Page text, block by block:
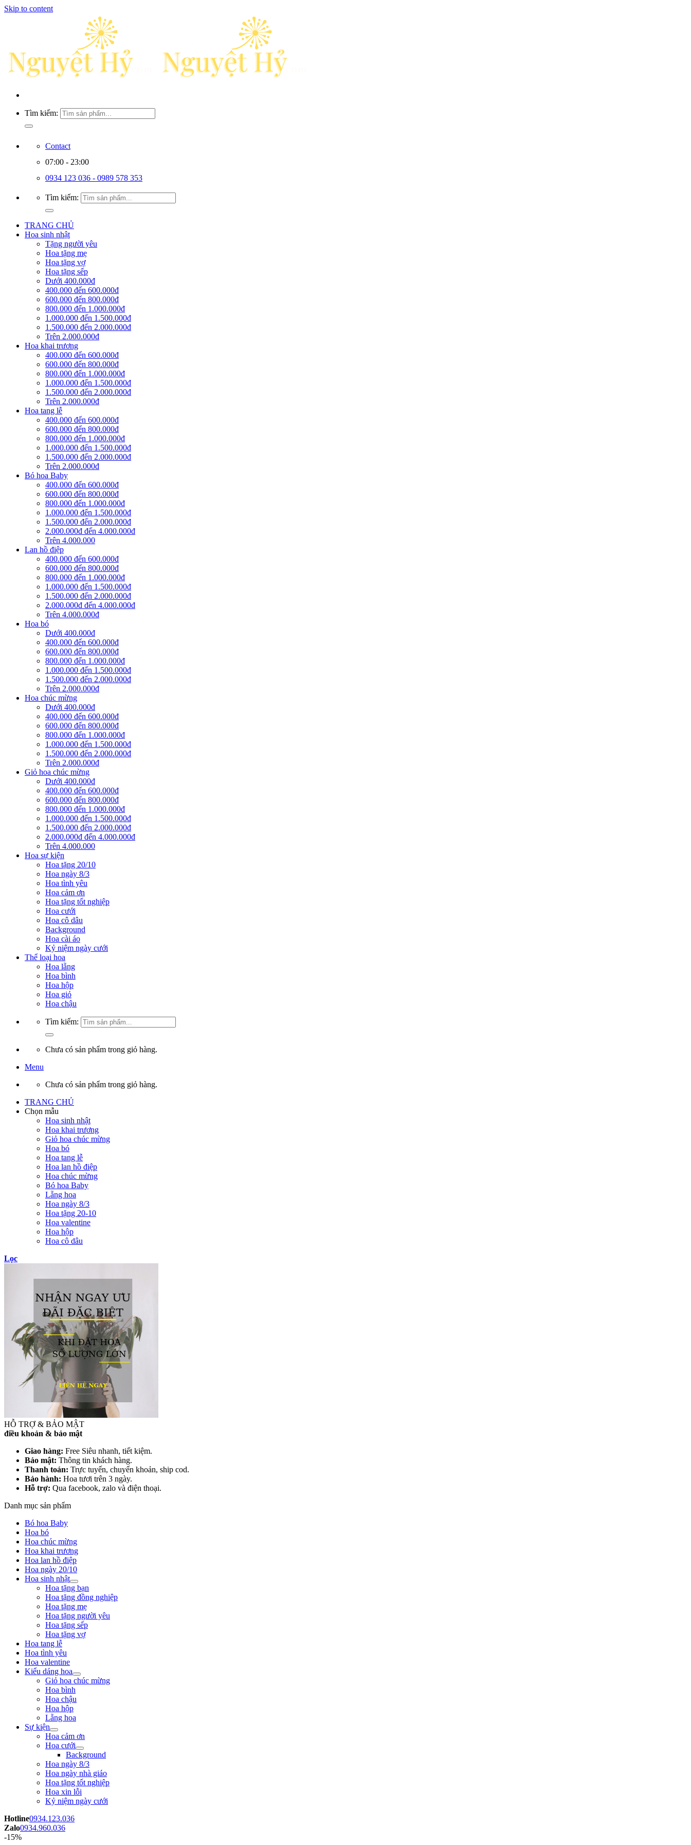
Skip to content
Tìm kiếm:
Contact
07:00 - 23:00
0934 123 036 - 0989 578 353
Tìm kiếm:
TRANG CHỦ
Hoa sinh nhật
Tặng người yêu
Hoa tặng mẹ
Hoa tặng vợ
Hoa tặng sếp
Dưới 400.000đ
400.000 đến 600.000đ
600.000 đến 800.000đ
800.000 đến 1.000.000đ
1.000.000 đến 1.500.000đ
1.500.000 đến 2.000.000đ
Trên 2.000.000đ
Hoa khai trương
400.000 đến 600.000đ
600.000 đến 800.000đ
800.000 đến 1.000.000đ
1.000.000 đến 1.500.000đ
1.500.000 đến 2.000.000đ
Trên 2.000.000đ
Hoa tang lễ
400.000 đến 600.000đ
600.000 đến 800.000đ
800.000 đến 1.000.000đ
1.000.000 đến 1.500.000đ
1.500.000 đến 2.000.000đ
Trên 2.000.000đ
Bó hoa Baby
400.000 đến 600.000đ
600.000 đến 800.000đ
800.000 đến 1.000.000đ
1.000.000 đến 1.500.000đ
1.500.000 đến 2.000.000đ
2.000.000đ đến 4.000.000đ
Trên 4.000.000
Lan hồ điệp
400.000 đến 600.000đ
600.000 đến 800.000đ
800.000 đến 1.000.000đ
1.000.000 đến 1.500.000đ
1.500.000 đến 2.000.000đ
2.000.000đ đến 4.000.000đ
Trên 4.000.000đ
Hoa bó
Dưới 400.000đ
400.000 đến 600.000đ
600.000 đến 800.000đ
800.000 đến 1.000.000đ
1.000.000 đến 1.500.000đ
1.500.000 đến 2.000.000đ
Trên 2.000.000đ
Hoa chúc mừng
Dưới 400.000đ
400.000 đến 600.000đ
600.000 đến 800.000đ
800.000 đến 1.000.000đ
1.000.000 đến 1.500.000đ
1.500.000 đến 2.000.000đ
Trên 2.000.000đ
Giỏ hoa chúc mừng
Dưới 400.000đ
400.000 đến 600.000đ
600.000 đến 800.000đ
800.000 đến 1.000.000đ
1.000.000 đến 1.500.000đ
1.500.000 đến 2.000.000đ
2.000.000đ đến 4.000.000đ
Trên 4.000.000
Hoa sự kiện
Hoa tặng 20/10
Hoa ngày 8/3
Hoa tình yêu
Hoa cảm ơn
Hoa tặng tốt nghiệp
Hoa cưới
Hoa cô dâu
Background
Hoa cài áo
Kỷ niệm ngày cưới
Thể loại hoa
Hoa lẵng
Hoa bình
Hoa hộp
Hoa giỏ
Hoa chậu
Tìm kiếm:
Chưa có sản phẩm trong giỏ hàng.
Menu
Chưa có sản phẩm trong giỏ hàng.
TRANG CHỦ
Chọn mẫu
Hoa sinh nhật
Hoa khai trương
Giỏ hoa chúc mừng
Hoa bó
Hoa tang lễ
Hoa lan hồ điệp
Hoa chúc mừng
Bó hoa Baby
Lẵng hoa
Hoa ngày 8/3
Hoa tặng 20-10
Hoa valentine
Hoa hộp
Hoa cô dâu
Lọc
HỖ TRỢ & BẢO MẬT
điều khoản & bảo mật
Giao hàng: Free Siêu nhanh, tiết kiệm.
Bảo mật: Thông tin khách hàng.
Thanh toán: Trực tuyến, chuyển khoản, ship cod.
Bảo hành: Hoa tươi trên 3 ngày.
Hỗ trợ: Qua facebook, zalo và điện thoại.
Danh mục sản phẩm
Bó hoa Baby
Hoa bó
Hoa chúc mừng
Hoa khai trương
Hoa lan hồ điệp
Hoa ngày 20/10
Hoa sinh nhật
Hoa tặng bạn
Hoa tặng đồng nghiệp
Hoa tặng mẹ
Hoa tặng người yêu
Hoa tặng sếp
Hoa tặng vợ
Hoa tang lễ
Hoa tình yêu
Hoa valentine
Kiểu dáng hoa
Giỏ hoa chúc mừng
Hoa bình
Hoa chậu
Hoa hộp
Lẵng hoa
Sự kiện
Hoa cảm ơn
Hoa cưới
Background
Hoa ngày 8/3
Hoa ngày nhà giáo
Hoa tặng tốt nghiệp
Hoa xin lỗi
Kỷ niệm ngày cưới
Hotline0934.123.036
Zalo0934.960.036
-15%